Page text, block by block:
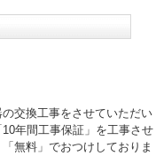
交換工事をさせていただい
年間工事保証」を工事させ
無料」でおつけしておりま